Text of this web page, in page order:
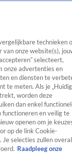
Algemeen
Tip
CrimeVideo's
technieken
onze website(s),
selecteert,
onze advertenties en
en diensten te
te meten. Als je
worden deze
dan enkel
functioneren en veilig te
openen om je
op de link Cookie-
selecties zullen overal
Raadpleeg onze